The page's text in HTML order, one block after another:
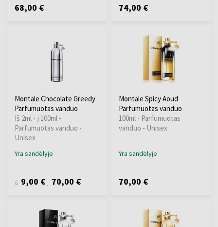
68,00 € 74,00 €
Montale Chocolate Greedy
Parfumuotas vanduo
Iš 2ml - į 100ml -
Parfumuotas vanduo -
Unisex
Yra sandėlyje
iš 9,00 € į 70,00 €
Montale Spicy Aoud
Parfumuotas vanduo
100ml - Parfumuotas
vanduo - Unisex
Yra sandėlyje
70,00 €